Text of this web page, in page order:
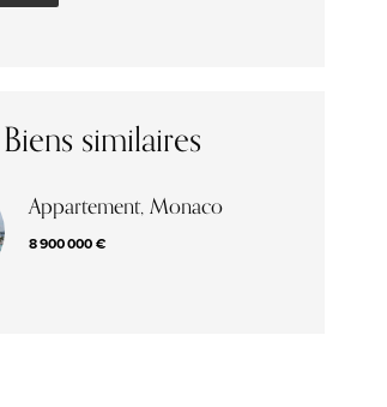
Biens similaires
Appartement, Monaco
8 900 000 €